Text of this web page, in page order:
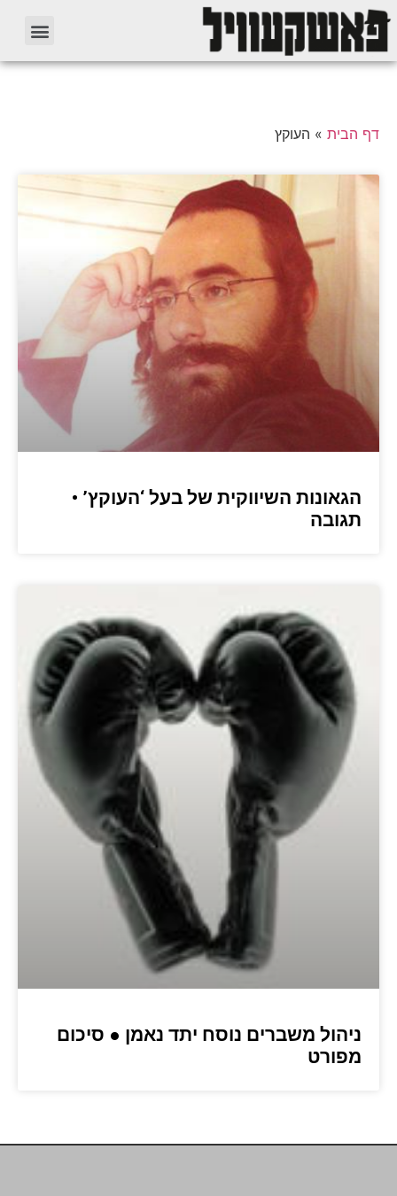
דף הבית » העוקץ
הגאונות השיווקית של בעל ‘העוקץ’ •
תגובה
ניהול משברים נוסח יתד נאמן ● סיכום
מפורט